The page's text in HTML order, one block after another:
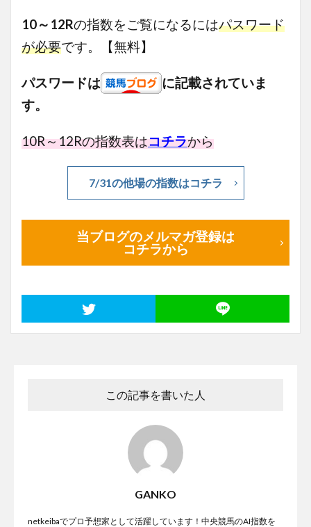
10～12Rの指数をご覧になるにはパスワード
が必要です。【無料】
パスワードは
に記載されていま
す。
10R～12Rの指数表はコチラから
7/31の他場の指数はコチラ
当ブログのメルマガ登録は
コチラから
この記事を書いた人
GANKO
netkeibaでプロ予想家として活躍しています！中央競馬のAI指数を